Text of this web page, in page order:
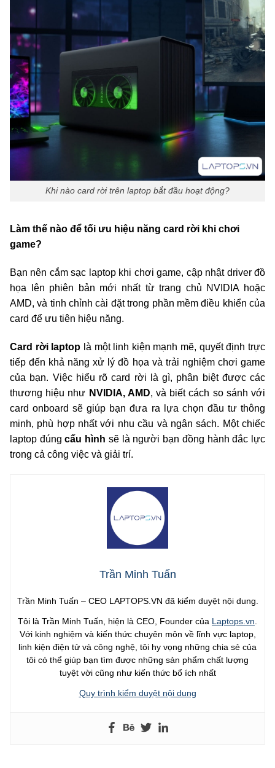
Khi nào card rời trên laptop bắt đầu hoạt động?
Làm thế nào để tối ưu hiệu năng card rời khi chơi
game?
Bạn nên cắm sạc laptop khi chơi game, cập nhật driver đồ
họa lên phiên bản mới nhất từ trang chủ NVIDIA hoặc
AMD, và tinh chỉnh cài đặt trong phần mềm điều khiển của
card để ưu tiên hiệu năng.
Card rời laptop là một linh kiện mạnh mẽ, quyết định trực
tiếp đến khả năng xử lý đồ họa và trải nghiệm chơi game
của bạn. Việc hiểu rõ card rời là gì, phân biệt được các
thương hiệu như NVIDIA, AMD, và biết cách so sánh với
card onboard sẽ giúp bạn đưa ra lựa chọn đầu tư thông
minh, phù hợp nhất với nhu cầu và ngân sách. Một chiếc
laptop đúngcấu hình sẽ là người bạn đồng hành đắc lực
trong cả công việc và giải trí.
Trần Minh Tuấn
Trần Minh Tuấn – CEO LAPTOPS.VN đã kiểm duyệt nội dung.
Tôi là Trần Minh Tuấn, hiện là CEO, Founder của Laptops.vn.
Với kinh nghiệm và kiến thức chuyên môn về lĩnh vực laptop,
linh kiện điện tử và công nghệ, tôi hy vọng những chia sẻ của
tôi có thể giúp bạn tìm được những sản phẩm chất lượng
tuyệt vời cũng như kiến thức bổ ích nhất
Quy trình kiểm duyệt nội dung